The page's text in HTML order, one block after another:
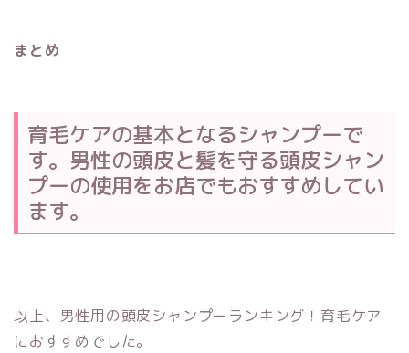
まとめ
育毛ケアの基本となるシャンプーで
す。男性の頭皮と髪を守る頭皮シャン
プーの使用をお店でもおすすめしてい
ます。
以上、男性用の頭皮シャンプーランキング！育毛ケア
におすすめでした。